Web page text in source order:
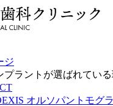
オルソパントモグ